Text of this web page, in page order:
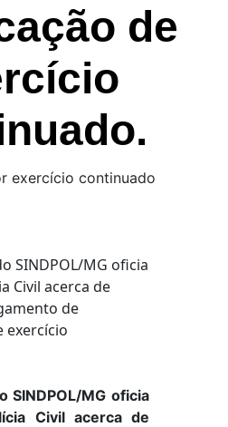
de
exercício continuado
SINDPOL/MG oficia
Civil acerca de